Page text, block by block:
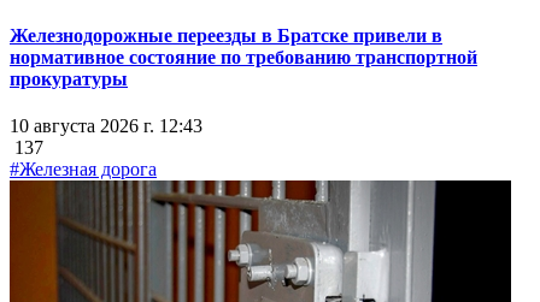
Железнодорожные переезды в Братске привели в
нормативное состояние по требованию транспортной
прокуратуры
10 августа 2026 г. 12:43
137
#Железная дорога